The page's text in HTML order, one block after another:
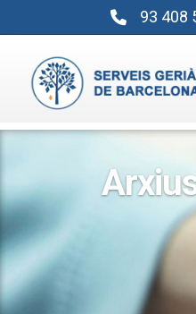
93 408